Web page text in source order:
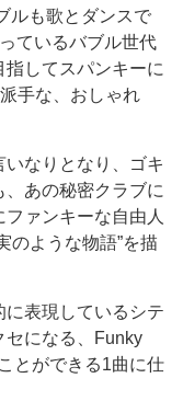
も歌とダンスで
ているバブル世代
してスパンキーに
手な、おしゃれ
なりとなり、ゴキ
あの秘密クラブに
ァンキーな自由人
のような物語”を描
表現しているシテ
セになる、Funky
とができる1曲に仕